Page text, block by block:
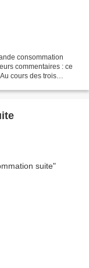
consommation
commentaires : ce
cours des trois